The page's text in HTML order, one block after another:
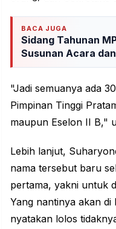
BACA JUGA
Sidang Tahunan
Susunan Acara
"Jadi semuanya ada
Pimpinan Tinggi
maupun Eselon II B,"
Lebih lanjut,
nama tersebut baru
pertama, yakni untuk
Yang nantinya akan di
nyatakan lolos